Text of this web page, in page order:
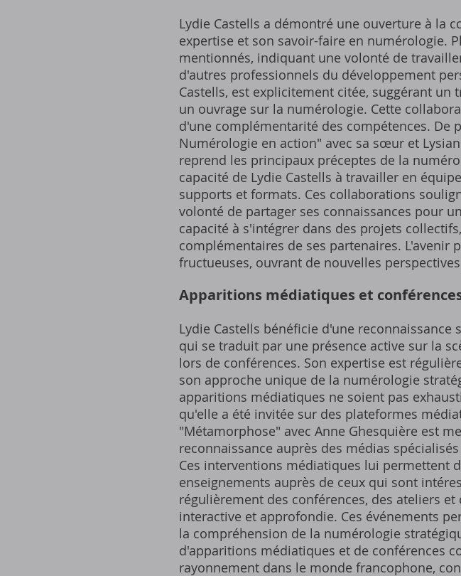
Lydie Castells a démontré une ouverture à la
expertise et son savoir-faire en numérologie.
mentionnés, indiquant une volonté de
d'autres professionnels du développement
Castells, est explicitement citée, suggérant
un ouvrage sur la numérologie. Cette
d'une complémentarité des compétences. De
Numérologie en action" avec sa sœur et
reprend les principaux préceptes de la
capacité de Lydie Castells à travailler en
supports et formats. Ces collaborations
volonté de partager ses connaissances pour
capacité à s'intégrer dans des projets
complémentaires de ses partenaires.
fructueuses, ouvrant de nouvelles
Apparitions médiatiques et
Lydie Castells bénéficie d'une
qui se traduit par une présence active sur la
lors de conférences. Son expertise est
son approche unique de la numérologie
apparitions médiatiques ne soient pas
qu'elle a été invitée sur des plateformes
"Métamorphose" avec Anne Ghesquière est
reconnaissance auprès des médias
Ces interventions médiatiques lui permettent
enseignements auprès de ceux qui sont
régulièrement des conférences, des ateliers
interactive et approfondie. Ces événements
la compréhension de la numérologie
d'apparitions médiatiques et de conférences
rayonnement dans le monde francophone,